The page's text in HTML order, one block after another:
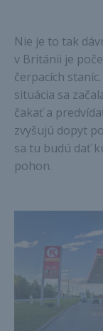
Nie je to tak
v Británii je
čerpacích staníc.
situácia sa
čakať a
zvyšujú dopyt
sa tu budú dať
pohon.